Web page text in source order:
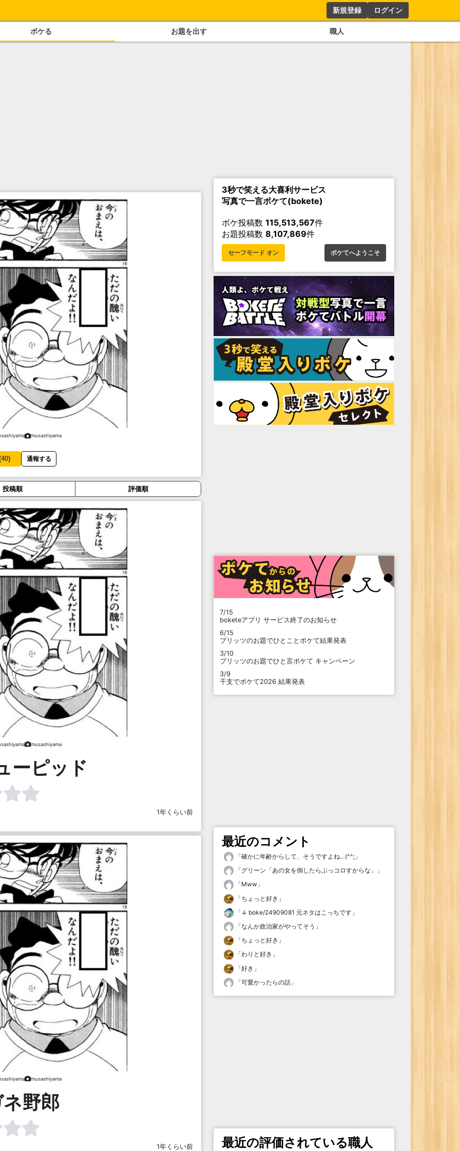
新規登録 ログイン
ボケる お題を出す 職人
musashiyama
40) 通報する
投稿順 評価順
musashiyama
ーピッド
1年くらい前
musashiyama
野郎
1年くらい前
3秒で笑える大喜利サービス
写真で一言ボケて(bokete)
ボケ投稿数 115,513,567件
お題投稿数 8,107,869件
セーフモード オン ボケてへようこそ
7/15
boketeアプリ サービス終了のお知らせ
6/15
プリッツのお題でひとことボケて結果発表
3/10
プリッツのお題でひと言ボケて キャンペーン
3/9
干支でボケて2026 結果発表
最近のコメント
「確かに年齢からして、そうですよね…(^^; 」
「グリーン「あの女を倒したらぶっコロすからな」
」
「Mww 」
「ちょっと好き 」
「 ↓ boke/24909081 元ネタはこっちです 」
「なんか政治家がやってそう 」
「ちょっと好き 」
「わりと好き 」
「好き 」
「可愛かったらの話 」
最近の評価されている職人